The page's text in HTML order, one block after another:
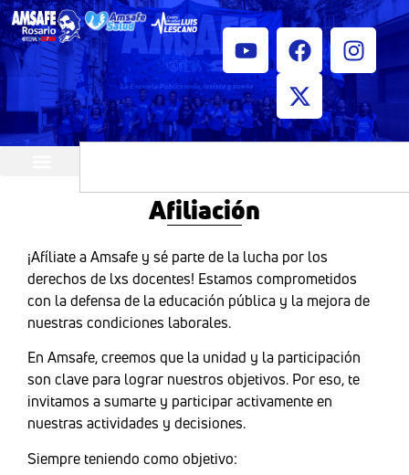
Afiliación
¡Afíliate a Amsafe y sé parte de la lucha por los
derechos de lxs docentes! Estamos comprometidos
con la defensa de la educación pública y la mejora de
nuestras condiciones laborales.
En Amsafe, creemos que la unidad y la participación
son clave para lograr nuestros objetivos. Por eso, te
invitamos a sumarte y participar activamente en
nuestras actividades y decisiones.
Siempre teniendo como objetivo: